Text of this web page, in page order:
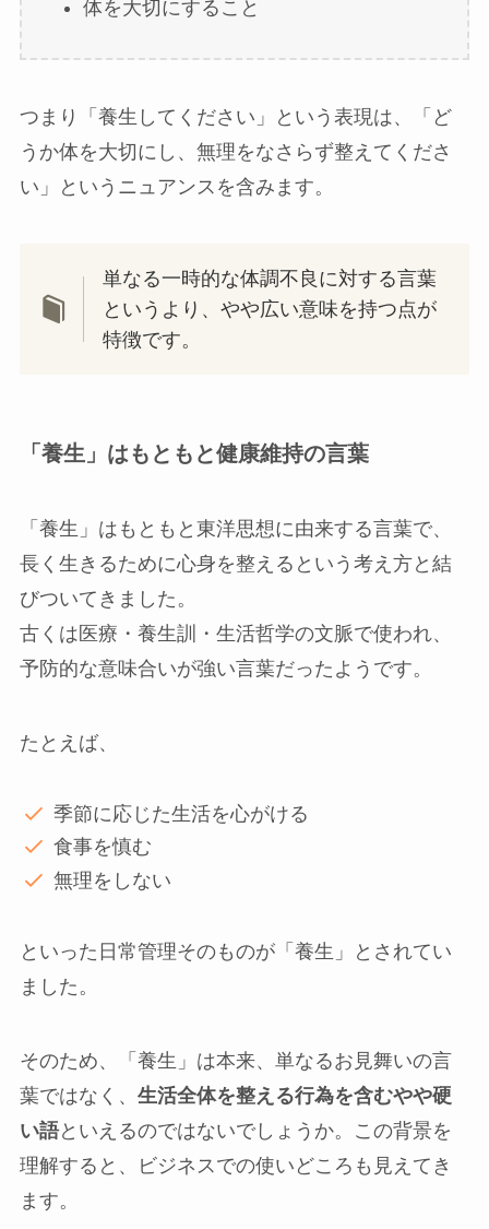
体を大切にすること
つまり「養生してください」という表現は、「ど
うか体を大切にし、無理をなさらず整えてくださ
い」というニュアンスを含みます。
単なる一時的な体調不良に対する言葉
というより、やや広い意味を持つ点が
特徴です。
「養生」はもともと健康維持の言葉
「養生」はもともと東洋思想に由来する言葉で、
長く生きるために心身を整えるという考え方と結
びついてきました。
古くは医療・養生訓・生活哲学の文脈で使われ、
予防的な意味合いが強い言葉だったようです。
たとえば、
季節に応じた生活を心がける
食事を慎む
無理をしない
といった日常管理そのものが「養生」とされてい
ました。
そのため、「養生」は本来、単なるお見舞いの言
葉ではなく、 生活全体を整える行為を含むやや硬
い語といえるのではないでしょうか。この背景を
理解すると、ビジネスでの使いどころも見えてき
ます。